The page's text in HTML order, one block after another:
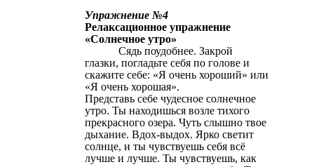
Упражнение №4
Релаксационное упражнение
«Солнечное утро»
Сядь поудобнее. Закрой
глазки, погладьте себя по голове и
скажите себе: «Я очень хороший» или
«Я очень хорошая».
Представь себе чудесное солнечное
утро. Ты находишься возле тихого
прекрасного озера. Чуть слышно твое
дыхание. Вдох-выдох. Ярко светит
солнце, и ты чувствуешь себя всё
лучше и лучше. Ты чувствуешь, как